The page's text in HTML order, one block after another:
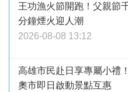
王功漁火節開跑！父親
分鐘煙火迎人潮
2026-08-08 13:12
高雄市民赴日享專屬小禮
奧市即日啟動景點互惠